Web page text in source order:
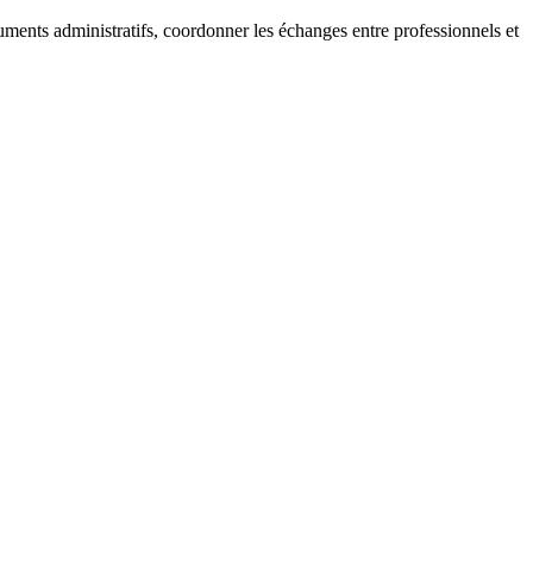
administratifs, coordonner les échanges entre professionnels et